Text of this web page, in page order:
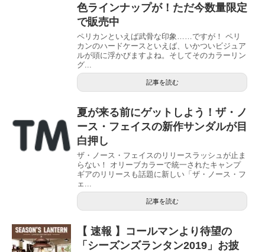
色ラインナップが！ただ今数量限定
で販売中
ペリカンといえば武骨な印象……ですが！ ペリ
カンのハードケースといえば、いかついビジュア
ルが頭に浮かびますよね。そしてそのカラーリン
グ...
記事を読む
夏が来る前にゲットしよう！ザ・ノ
ース・フェイスの新作サンダルが目
白押し
ザ・ノース・フェイスのリリースラッシュが止ま
らない！ オリーブカラーで統一されたキャンプ
ギアのリリースも話題に新しい「ザ・ノース・フ
ェ...
記事を読む
【 速報 】コールマンより待望の
「シーズンズランタン2019」お披